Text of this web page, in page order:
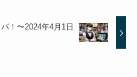
！〜2024年4月1日